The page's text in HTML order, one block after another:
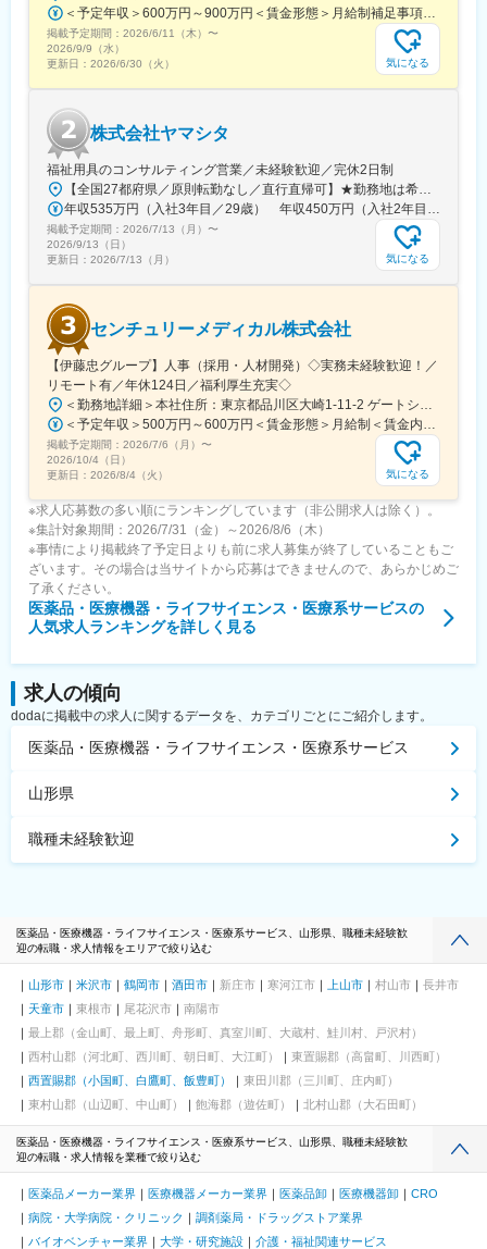
町駅、神奈川駅、美章園駅、深堀町駅、西ケ原駅、萩山駅、新御
茶ノ水駅、池ノ上駅、護国寺駅、神戸駅(兵庫県)、富士宮駅、三宮
駅(神戸新交通)、東葉勝田台駅、荏原町駅、下神明駅、虎ノ門駅、
早稲田駅(都電荒川線)、東大前駅、中延駅、野田駅(阪神線)、相川
駅、豊津駅(大阪府)、中崎町駅、牛込神楽坂駅、大森駅(東京都)、
芦花公園駅、東宮原駅、鳴尾・武庫川女子大前駅、郡山駅(奈良
県)、鰭ケ崎駅、人吉駅、通町筋駅、鎌ケ谷駅、東大手駅、溝の口
駅、四天王寺前夕陽ケ丘駅、今池駅(大阪府)、黄金町駅、東神奈川
駅、杉並町駅、上中里駅、神谷町駅、新小平駅、小川町駅(東京
都)、代々木上原駅、高速神戸駅、三宮駅(神戸市営)、勝田台駅、
戸越銀座駅、国会議事堂前駅、新福島駅、江戸川橋駅、久寿川
駅、熊本城・市役所前駅
掲載予定期間： 2026/6/11（木） 〜
2026/9/9（水）
更新日： 2026/6/30（火） 気になる
株式会社ヤマシタ
福祉用具のコンサルティング営業／未経験歓迎／完休2日制
掲載予定期間： 2026/7/13（月） 〜
2026/9/13（日）
更新日： 2026/7/13（月） 気になる
センチュリーメディカル株式会社
【伊藤忠グループ】人事（採用・人材開発）◇実務未経験歓迎！／
リモート有／年休124日／福利厚生充実◇
掲載予定期間： 2026/7/6（月） 〜
2026/10/4（日）
更新日： 2026/8/4（火） 気になる
※求人応募数の多い順にランキングしています（非公開求人は除く）。
※集計対象期間：2026/7/31（金）～2026/8/6（木）
※事情により掲載終了予定日よりも前に求人募集が終了していることもご
ざいます。その場合は当サイトから応募はできませんので、あらかじめご
了承ください。
医薬品・医療機器・ライフサイエンス・医療系サービスの
人気求人ランキングを詳しく見る
求人の傾向
dodaに掲載中の求人に関するデータを、カテゴリごとにご紹介します。
医薬品・医療機器・ライフサイエンス・医療系サービス
山形県
職種未経験歓迎
医薬品・医療機器・ライフサイエンス・医療系サービス、山形県、職種未経験歓
迎の転職・求人情報をエリアで絞り込む
山形市 米沢市 鶴岡市 酒田市 新庄市 寒河江市 上山市 村山市
長井市
天童市
東根市 尾花沢市
南陽市
最上郡（金山町、最上町、舟形町、真室川町、大蔵村、鮭川村、戸沢村）
西村山郡（河北町、西川町、朝日町、大江町）
東置賜郡（高畠町、川西町）
西置賜郡（小国町、白鷹町、飯豊町）
東田川郡（三川町、庄内町）
東村山郡（山辺町、中山町）
飽海郡（遊佐町） 北村山郡（大石田町）
医薬品・医療機器・ライフサイエンス・医療系サービス、山形県、職種未経験歓
迎の転職・求人情報を業種で絞り込む
医薬品メーカー業界 医療機器メーカー業界 医薬品卸 医療機器卸
CRO
病院・大学病院・クリニック
調剤薬局・ドラッグストア業界
バイオベンチャー業界
大学・研究施設
介護・福祉関連サービス